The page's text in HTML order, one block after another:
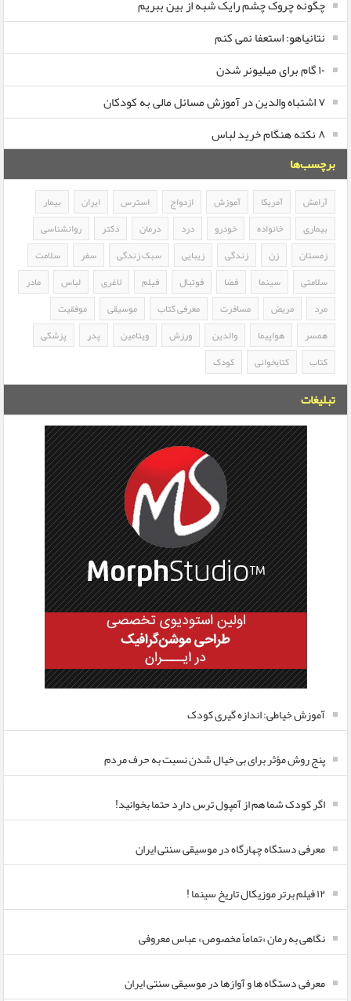
چگونه چروک چشم رایک شبه از بین ببریم
نتانیاهو: استعفا نمی کنم
۱۰ گام برای میلیونر شدن
۷ اشتباه والدین در آموزش مسائل مالی به کودکان
۸ نکته هنگام خرید لباس
برچسب‌ها
آرامش آمریکا آموزش ازدواج استرس ایران
بیمار
بیماری
خانواده خودرو درد درمان دکتر
روانشناسی
زمستان
زن زندگی زیبایی سبک زندگی سفر
سلامت
سلامتی
سینما فضا فوتبال فیلم لاغری لباس
مادر
مرد
مریض مسافرت معرفی کتاب موسیقی
موفقیت
همسر
هواپیما والدین ورزش ویتامین پدر
پزشکی
کتاب
کتابخوانی کودک
تبلیغات
آموزش خیاطی: اندازه گیری کودک
پنج روش مؤثر برای بی خیال شدن نسبت به حرف مردم
اگر کودک شما هم از آمپول ترس دارد حتما بخوانید!
معرفی دستگاه چهارگاه در موسیقی سنتی ایران
۱۲ فیلم برتر موزیکال تاریخ سینما !
نگاهی به رمان «تماماً مخصوص» عباس معروفی
معرفی دستگاه ها و آوازها در موسیقی سنتی ایران